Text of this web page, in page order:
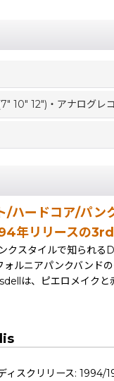
10" 12")・アナログレ
/ハードコア/パン
年リリースの3rd
クスタイルで知られ
ルニアパンクバンド
は、ピエロメイクと
ィスクリリース: 1994/